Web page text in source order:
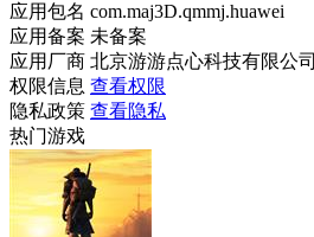
应用包名 com.maj3D.qmmj.huawei
应用备案 未备案
应用厂商 北京游游点心科技有限公司
权限信息 查看权限
隐私政策 查看隐私
热门游戏